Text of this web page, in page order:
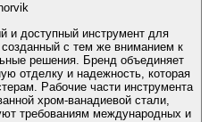
и доступный инструмент для
созданный с тем же вниманием к
решения. Бренд объединяет
отделку и надежность, которая
Рабочие части инструмента
хром-ванадиевой стали,
требованиям международных и